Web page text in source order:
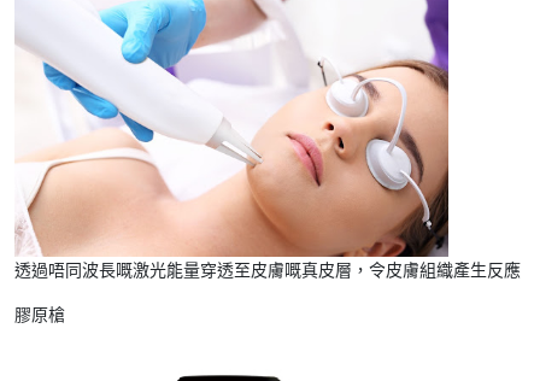
透過唔同波長嘅激光能量穿透至皮膚嘅真皮層，令皮膚組織產生反應
膠原槍